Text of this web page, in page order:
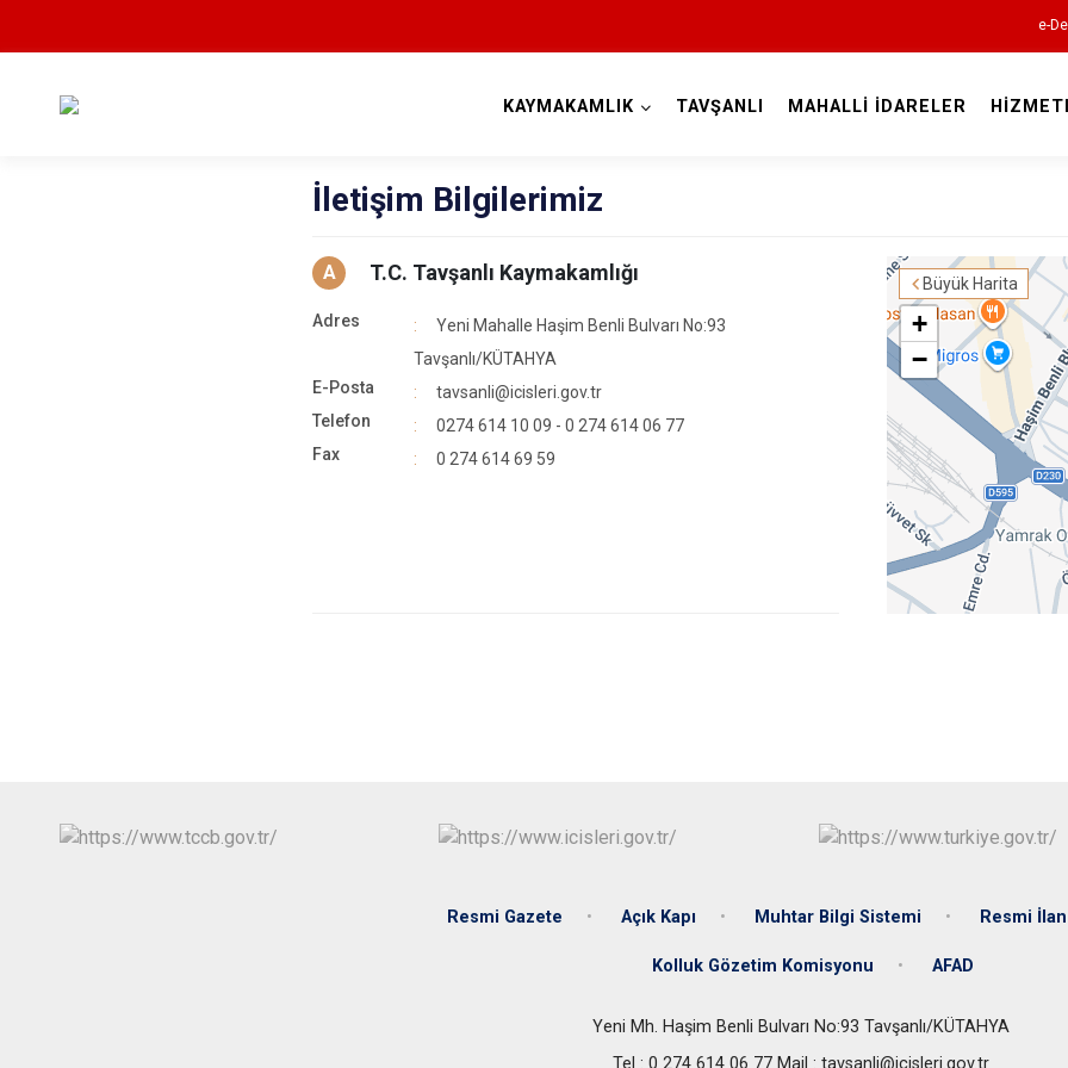
e-
Altıntaş
Aslanapa
Çavdarhisar
Domaniç
Dumlupınar
Emet
KAYMAKAMLIK TAVŞANLI MAHALLİ İDARELER
İletişim Bilgilerimiz
Büyük Harita
+
−
A T.C. Tavşanlı Kaymakamlığı
Adres
Yeni Mahalle Haşim Benli Bulvarı No:93
Tavşanlı/KÜTAHYA
E-Posta
tavsanli@icisleri.gov.tr
Telefon
0274 614 10 09 - 0 274 614 06 77
Fax
0 274 614 69 59
Resmi Gazete Açık Kapı Muhtar Bilgi Sistemi Resmi
Kolluk Gözetim Komisyonu AFAD
Yeni Mh. Haşim Benli Bulvarı No:93 Tavşanlı/KÜTAHYA
Tel : 0 274 614 06 77 Mail : tavsanli@icisleri.gov.tr